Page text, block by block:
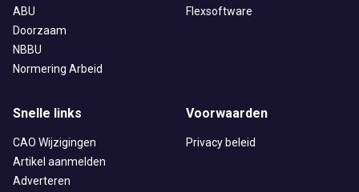
ABU
Doorzaam
NBBU
Normering Arbeid
Flexsoftware
Snelle links
CAO Wijzigingen
Artikel aanmelden
Adverteren
Voorwaarden
Privacy beleid